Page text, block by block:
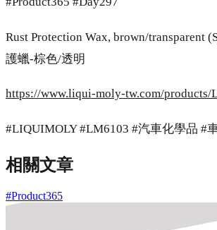
Rust Protection Wax, brown/transparent
護蠟-棕色/透明
https://www.liqui-moly-tw.com/products/
#LIQUIMOLY #LM6103 #汽車化學品 #
相關文章
#Product365